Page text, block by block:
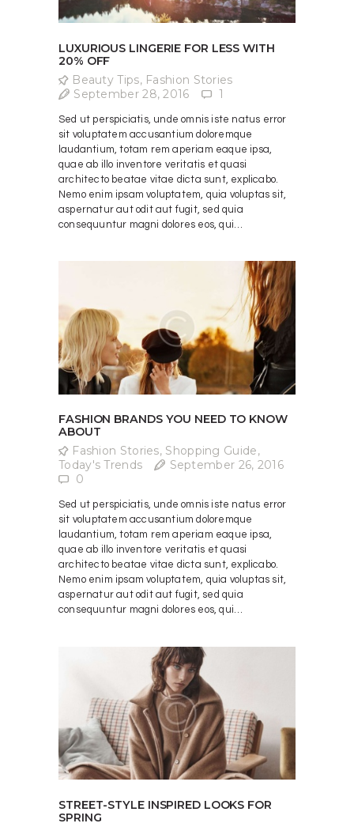
LUXURIOUS LINGERIE FOR LESS WITH
20% OFF
Beauty Tips, Fashion Stories
September 28, 2016
1
Sed ut perspiciatis, unde omnis iste natus error
sit voluptatem accusantium doloremque
laudantium, totam rem aperiam eaque ipsa,
quae ab illo inventore veritatis et quasi
architecto beatae vitae dicta sunt, explicabo.
Nemo enim ipsam voluptatem, quia voluptas sit,
aspernatur aut odit aut fugit, sed quia
consequuntur magni dolores eos, qui…
FASHION BRANDS YOU NEED TO KNOW
ABOUT
Fashion Stories, Shopping Guide,
Today's Trends
September 26, 2016
0
Sed ut perspiciatis, unde omnis iste natus error
sit voluptatem accusantium doloremque
laudantium, totam rem aperiam eaque ipsa,
quae ab illo inventore veritatis et quasi
architecto beatae vitae dicta sunt, explicabo.
Nemo enim ipsam voluptatem, quia voluptas sit,
aspernatur aut odit aut fugit, sed quia
consequuntur magni dolores eos, qui…
STREET-STYLE INSPIRED LOOKS FOR
SPRING